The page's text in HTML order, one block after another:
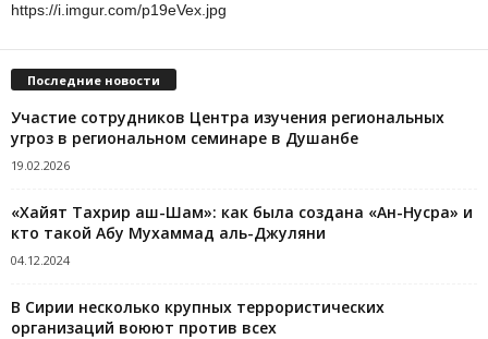
https://i.imgur.com/p19eVex.jpg
Последние новости
Участие сотрудников Центра изучения региональных
угроз в региональном семинаре в Душанбе
19.02.2026
«Хайят Тахрир аш-Шам»: как была создана «Ан-Нусра» и
кто такой Абу Мухаммад аль-Джуляни
04.12.2024
В Сирии несколько крупных террористических
организаций воюют против всех